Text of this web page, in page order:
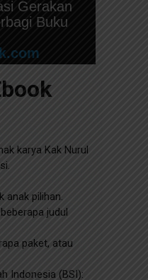
Gerakan
Buku